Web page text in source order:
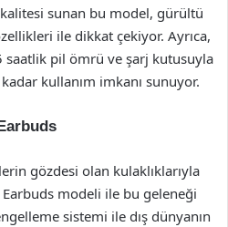
sunan bu model, gürültü
ile dikkat çekiyor. Ayrıca,
saatlik pil ömrü ve şarj kutusuyla
kullanım imkanı sunuyor.
gözdesi olan kulaklıklarıyla
modeli ile bu geleneği
sistemi ile dış dünyanın